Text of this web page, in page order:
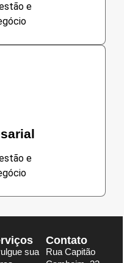
e
e
sua
Contato
Rua Capitão